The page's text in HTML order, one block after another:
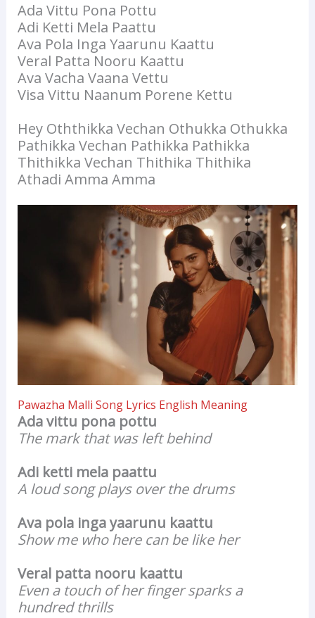
Ada Vittu Pona Pottu
Adi Ketti Mela Paattu
Ava Pola Inga Yaarunu Kaattu
Veral Patta Nooru Kaattu
Ava Vacha Vaana Vettu
Visa Vittu Naanum Porene Kettu
Hey Oththikka Vechan Othukka Othukka
Pathikka Vechan Pathikka Pathikka
Thithikka Vechan Thithika Thithika
Athadi Amma Amma
Pawazha Malli Song Lyrics English Meaning
Ada vittu pona pottu
The mark that was left behind
Adi ketti mela paattu
A loud song plays over the drums
Ava pola inga yaarunu kaattu
Show me who here can be like her
Veral patta nooru kaattu
Even a touch of her finger sparks a
hundred thrills